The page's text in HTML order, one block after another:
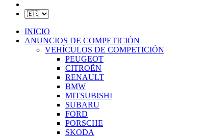
INICIO
ANUNCIOS DE COMPETICIÓN
VEHÍCULOS DE COMPETICIÓN
PEUGEOT
CITROËN
RENAULT
BMW
MITSUBISHI
SUBARU
FORD
PORSCHE
SKODA